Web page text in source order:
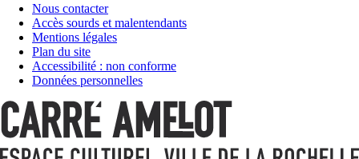
Nous contacter
Accès sourds et malentendants
Mentions légales
Plan du site
Accessibilité : non conforme
Données personnelles